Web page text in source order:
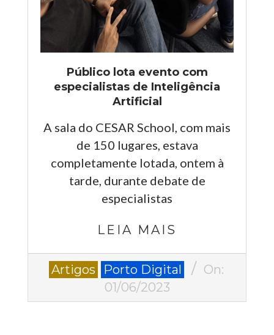
Público lota evento com
especialistas de Inteligência
Artificial
A sala do CESAR School, com mais
de 150 lugares, estava
completamente lotada, ontem à
tarde, durante debate de
especialistas
LEIA MAIS
2023-
Artigos Porto Digital
On:
01/06/2023